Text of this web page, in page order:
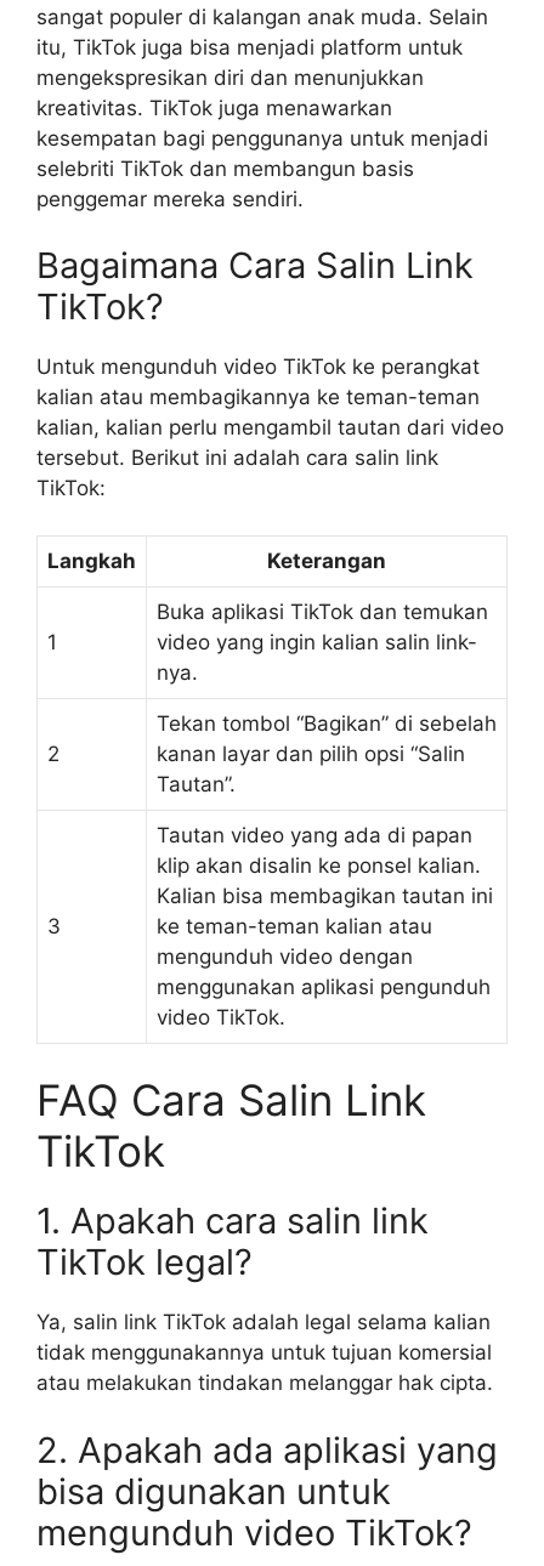
sangat populer di kalangan anak muda. Selain
itu, TikTok juga bisa menjadi platform untuk
mengekspresikan diri dan menunjukkan
kreativitas. TikTok juga menawarkan
kesempatan bagi penggunanya untuk menjadi
selebriti TikTok dan membangun basis
penggemar mereka sendiri.
Bagaimana Cara Salin Link
TikTok?
Untuk mengunduh video TikTok ke perangkat
kalian atau membagikannya ke teman-teman
kalian, kalian perlu mengambil tautan dari video
tersebut. Berikut ini adalah cara salin link
TikTok:
Langkah Keterangan
1
Buka aplikasi TikTok dan temukan
video yang ingin kalian salin link-
nya.
2
Tekan tombol “Bagikan” di sebelah
kanan layar dan pilih opsi “Salin
Tautan”.
3
Tautan video yang ada di papan
klip akan disalin ke ponsel kalian.
Kalian bisa membagikan tautan ini
ke teman-teman kalian atau
mengunduh video dengan
menggunakan aplikasi pengunduh
video TikTok.
FAQ Cara Salin Link
TikTok
1. Apakah cara salin link
TikTok legal?
Ya, salin link TikTok adalah legal selama kalian
tidak menggunakannya untuk tujuan komersial
atau melakukan tindakan melanggar hak cipta.
2. Apakah ada aplikasi yang
bisa digunakan untuk
mengunduh video TikTok?